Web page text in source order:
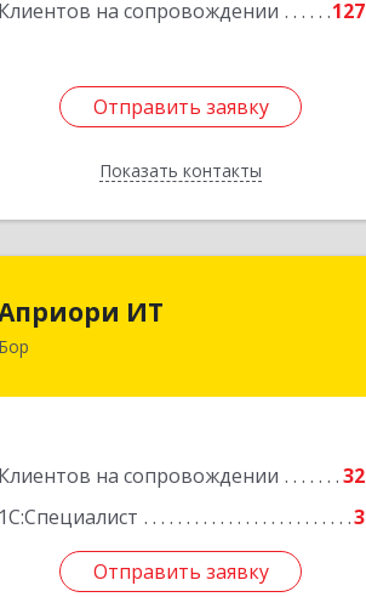
Клиентов на сопровождении 127
Отправить заявку
Показать контакты
Отправить заявку
Назад
ИТ
Бор
Клиентов на сопровождении
32
1С:Специалист
3
Отправить заявку
Подробнее
Отправить заявку